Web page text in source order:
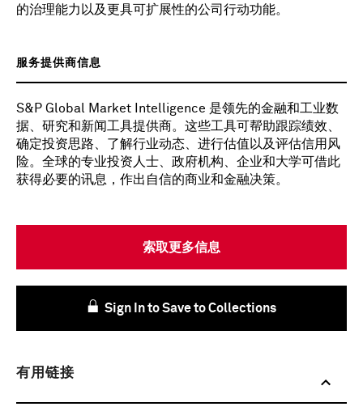
的治理能力以及更具可扩展性的公司行动功能。
服务提供商信息
S&P Global Market Intelligence 是领先的金融和工业数
据、研究和新闻工具提供商。这些工具可帮助跟踪绩效、
确定投资思路、了解行业动态、进行估值以及评估信用风
险。全球的专业投资人士、政府机构、企业和大学可借此
获得必要的讯息，作出自信的商业和金融决策。
索取更多信息
Sign In to Save to Collections
有用链接